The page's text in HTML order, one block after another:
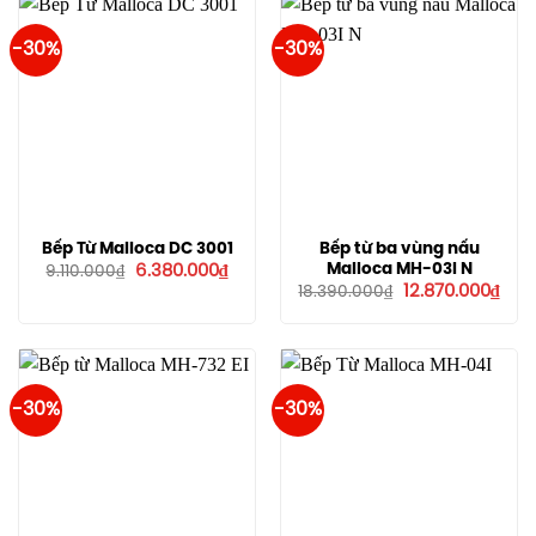
-30%
Bếp Từ Malloca DC 3001
9.110.000₫
Giá
6.380.000₫Giá
-30%
Bếp từ ba vùng nấu
Malloca MH-03I N
18.390.000₫
Giá
12.870.000₫Giá
-30% -30%